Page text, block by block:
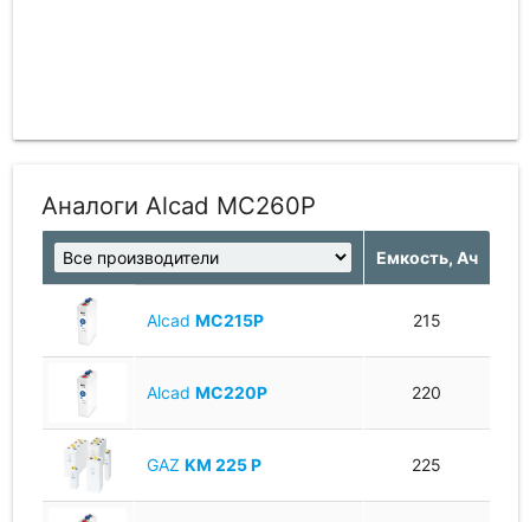
Аналоги Alcad MC260P
Емкость, Ач
Alcad MC215P 215
Alcad MC220P 220
GAZ KM 225 P 225